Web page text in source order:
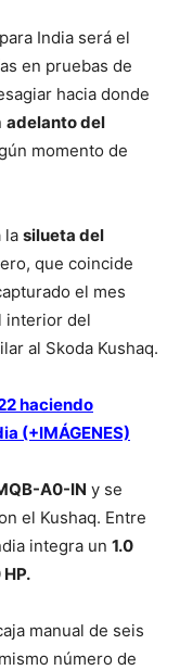
para India será el
en pruebas de
hacia donde
adelanto del
momento de
la silueta del
que coincide
el mes
interior del
al Skoda Kushaq.
haciendo
(+IMÁGENES)
A0-IN y se
el Kushaq. Entre
integra un 1.0
manual de seis
número de